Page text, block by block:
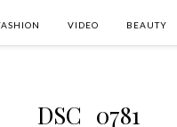
VIDEO BEAUTY
DSC_0781